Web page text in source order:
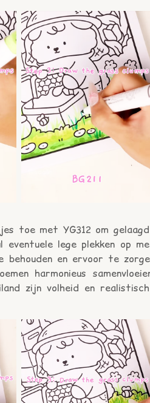
toe met YG312 om
lege plekken op
behouden en ervoor te
harmonieus
zijn volheid en